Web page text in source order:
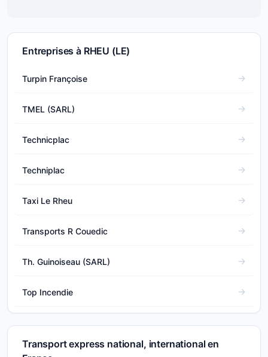
Entreprises à RHEU (LE)
Turpin Françoise
TMEL (SARL)
Technicplac
Techniplac
Taxi Le Rheu
Transports R Couedic
Th. Guinoiseau (SARL)
Top Incendie
Transport express national, international en